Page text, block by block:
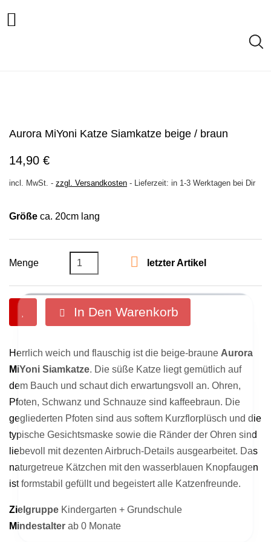

Aurora MiYoni Katze Siamkatze beige / braun
14,90 €
incl. MwSt. - zzgl. Versandkosten - Lieferzeit: in 1-3 Werktagen bei Dir
Größe ca. 20cm lang
Menge  letzter Artikel
 In Den Warenkorb
Herrlich weich und flauschig ist die beige-braune Aurora
MiYoni Siamkatze. Die süße Katze liegt gemütlich auf
dem Bauch und schaut dich erwartungsvoll an. Ohren,
Pfoten, Schwanz und Schnauze sind kaffeebraun. Die
gegliederten Pfoten sind aus softem Kurzflorplüsch und die
typische Gesichtsmaske sowie die Ränder der Ohren sind
liebevoll mit dezenten Airbruch-Details ausgearbeitet. Das
naturgetreue Kätzchen mit den wasserblauen Knopfaugen
ist formstabil gefüllt und begeistert alle Katzenfreunde.
Zielgruppe Kindergarten + Grundschule
Mindestalter ab 0 Monate
ermöglichen grundlegende Funktionen des
Onlineshops. Sitzungscookies werden automatisch
gelöscht, wenn Du Dein Browserfenster schließt.
helfen uns dabei, Dein Einkauferlebnis im Shop zu
verbessern. Sie sammeln anonyme Informationen,
wie sich ein Besucher auf der Seite verhält.